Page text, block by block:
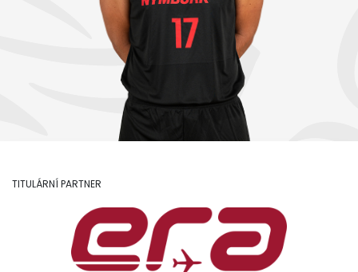
TITULÁRNÍ PARTNER